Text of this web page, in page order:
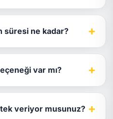
süresi ne kadar? +
var mı? +
veriyor musunuz? +